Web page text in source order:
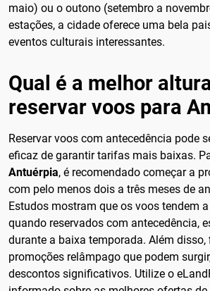
maio) ou o outono (setembro a
estações, a cidade oferece uma bela
eventos culturais interessantes.
Qual é a melhor
reservar voos para
Reservar voos com antecedência pode
eficaz de garantir tarifas mais baixas.
Antuérpia, é recomendado começar a
com pelo menos dois a três meses de
Estudos mostram que os voos tendem
quando reservados com antecedência,
durante a baixa temporada. Além disso,
promoções relâmpago que podem
descontos significativos. Utilize o